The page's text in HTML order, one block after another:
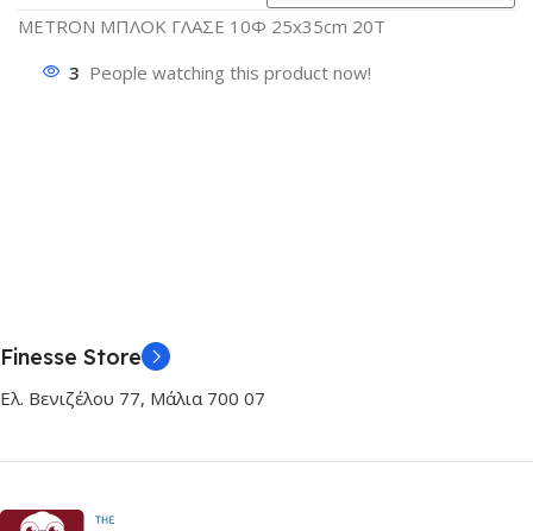
METRON ΜΠΛΟΚ ΓΛΑΣΕ 10Φ 25x35cm 20Τ
3 People watching this product now!
Finesse Store
Ελ. Βενιζέλου 77, Μάλια 700 07